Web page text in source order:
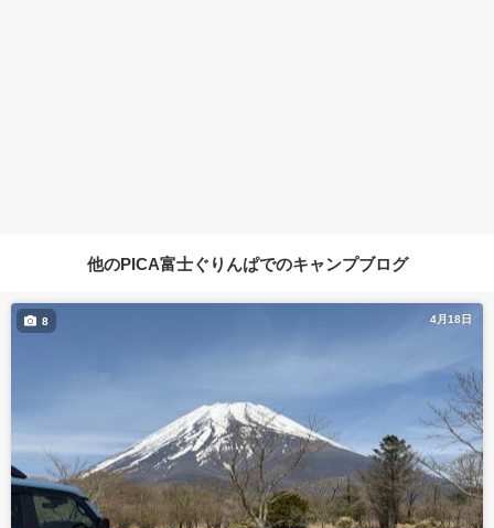
他のPICA富士ぐりんぱでのキャンプブログ
4月18日
8